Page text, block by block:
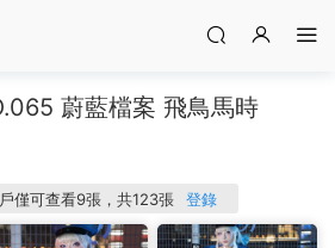
蔚藍檔案 飛鳥馬時
僅可查看9張，共123張 登錄